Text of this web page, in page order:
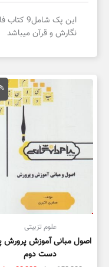
این پک
نگارش و قرآن میباشد
علوم تزبیتی
اصول مبانی آموزش پرورش
دست دوم
قیمت
اصلی
150,000
بود.